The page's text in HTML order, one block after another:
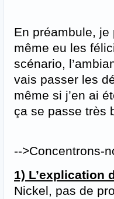
En préambule, je
même eu les
scénario,
vais passer les
même si j’en ai
ça se passe très
-->Concentrons-
1) L’explication
Nickel, pas de